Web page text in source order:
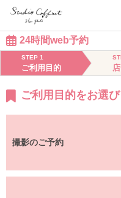
24時間web予約
STEP 1
ご利用目的
ご利用目的をお選
撮影のご予約